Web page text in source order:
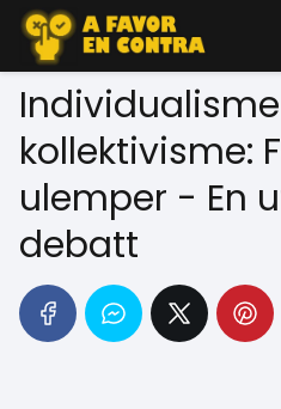
kollektivisme:
ulemper - En
debatt